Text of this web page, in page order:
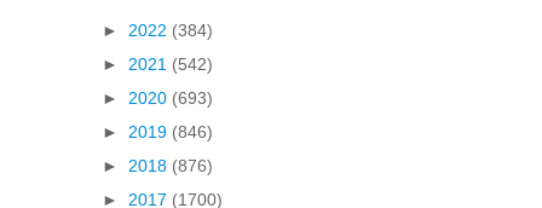
► 2022 (384)
► 2021 (542)
► 2020 (693)
► 2019 (846)
► 2018 (876)
► 2017 (1700)